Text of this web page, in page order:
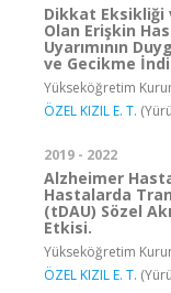
Dikkat Eksikliği
Olan Erişkin
Uyarımının
ve Gecikme
Yükseköğretim
ÖZEL KIZIL E. T.
2019 - 2022
Alzheimer
Hastalarda
(tDAU) Sözel
Etkisi.
Yükseköğretim
ÖZEL KIZIL E. T.